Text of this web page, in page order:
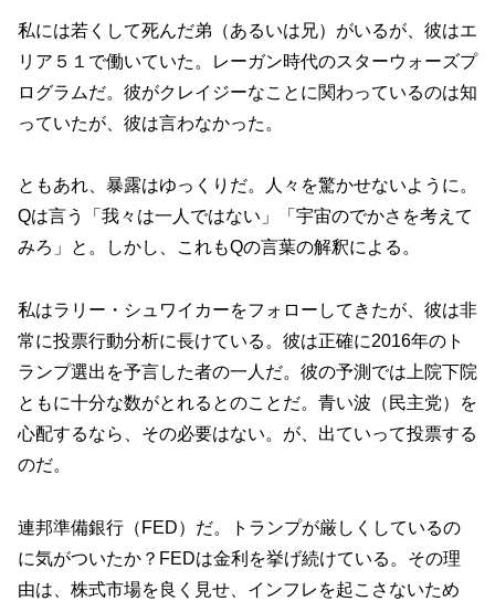
私には若くして死んだ弟（あるいは兄）がいるが、彼はエ
リア５１で働いていた。レーガン時代のスターウォーズプ
ログラムだ。彼がクレイジーなことに関わっているのは知
っていたが、彼は言わなかった。
ともあれ、暴露はゆっくりだ。人々を驚かせないように。
Qは言う「我々は一人ではない」「宇宙のでかさを考えて
みろ」と。しかし、これもQの言葉の解釈による。
私はラリー・シュワイカーをフォローしてきたが、彼は非
常に投票行動分析に長けている。彼は正確に2016年のト
ランプ選出を予言した者の一人だ。彼の予測では上院下院
ともに十分な数がとれるとのことだ。青い波（民主党）を
心配するなら、その必要はない。が、出ていって投票する
のだ。
連邦準備銀行（FED）だ。トランプが厳しくしているの
に気がついたか？FEDは金利を挙げ続けている。その理
由は、株式市場を良く見せ、インフレを起こさないため